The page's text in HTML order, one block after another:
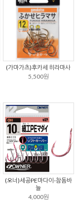
(가마가츠)후카세 히라마사
5,500원
(오너)세공PE마다이-참돔바
늘
4,000원